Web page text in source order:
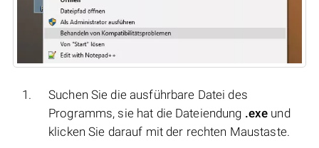
Suchen Sie die ausführbare Datei des
Programms, sie hat die Dateiendung .exe und
klicken Sie darauf mit der rechten Maustaste.